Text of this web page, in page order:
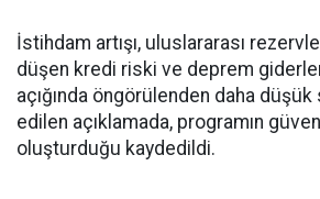
İstihdam artışı, uluslararası
düşen kredi riski ve deprem
açığında öngörülenden daha
edilen açıklamada, programın
oluşturduğu kaydedildi.